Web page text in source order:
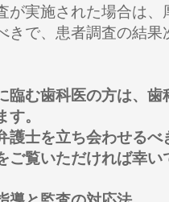
が実施された場合は
きで、患者調査の結
臨む歯科医の方は、
。
護士を立ち会わせるべ
ご覧いただければ幸い